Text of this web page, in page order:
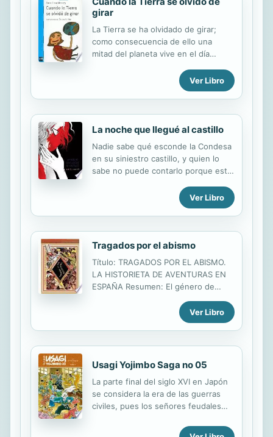
girar
La Tierra se ha olvidado de girar;
como consecuencia de ello una
mitad del planeta vive en el día
eterna. ¿Quién será capaz de
encontrar la solución a tan difícil
problema? Una hermosa historia que
muestra la importancia de la unidad
del grupo en la superación de
Ver Libro
La noche que llegué al castillo
Nadie sabe qué esconde la Condesa
en su siniestro castillo, y quien lo
sabe no puede contarlo porque está
temeraria invitada está determinada
a averiguarlo a cualquier coste.
Ver Libro
Tragados por el abismo
Título: TRAGADOS POR EL ABISMO.
LA HISTORIETA DE AVENTURAS EN
ESPAÑA Resumen: El género de
años treinta un lugar destacado en
los tebeos españoles. Es hacia 1940
sí misma, se desarrolla y conoce sus
días de gloria. En países como Italia o
España, los cuadernos de aventuras
juegan el mismo papel que en USA
desempeña el cómic-book. Sea por
su condición no disimulada de
desarrollo paralelo a los años del
Ver Libro
Usagi Yojimbo Saga no 05
La parte final del siglo XVI en Japón
se considera la era de las guerras
civiles, pues los señores feudales
el poder. Durante la batalla de